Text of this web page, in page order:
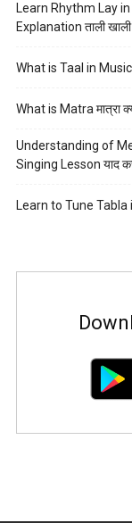
Learn Rhythm Lay
Explanation ताली खाली
What is Taal in Music
What is Matra मात्रा
Understanding of
Singing Lesson याद
Learn to Tune Tabla